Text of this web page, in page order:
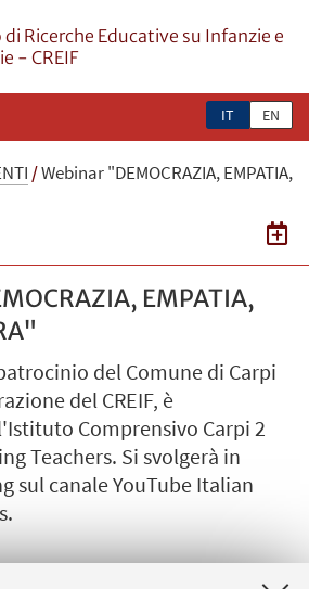
Ricerche Educative su Infanzie e
- CREIF
IT EN
/Webinar "DEMOCRAZIA, EMPATIA,
EMPATIA,
del Comune di Carpi
del CREIF, è
Comprensivo Carpi 2
Teachers. Si svolgerà in
sul canale YouTube Italian